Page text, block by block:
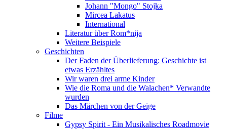
Johann "Mongo" Stojka
Mircea Lakatus
International
Literatur über Rom*nija
Weitere Beispiele
Geschichten
Der Faden der Überlieferung: Geschichte ist
etwas Erzähltes
Wir waren drei arme Kinder
Wie die Roma und die Walachen* Verwandte
wurden
Das Märchen von der Geige
Filme
Gypsy Spirit - Ein Musikalisches Roadmovie